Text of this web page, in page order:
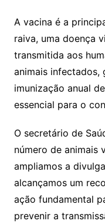
A vacina é a
raiva, uma doença
transmitida aos
animais infectados,
imunização anual
essencial para o
O secretário de
número de animais
ampliamos a
alcançamos um
ação fundamental
prevenir a